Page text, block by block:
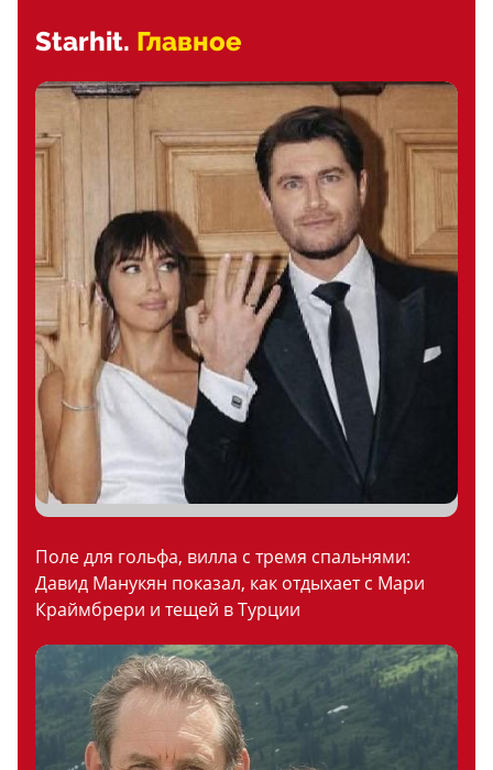
Starhit. Главное
Поле для гольфа, вилла с тремя спальнями:
Давид Манукян показал, как отдыхает с Мари
Краймбрери и тещей в Турции